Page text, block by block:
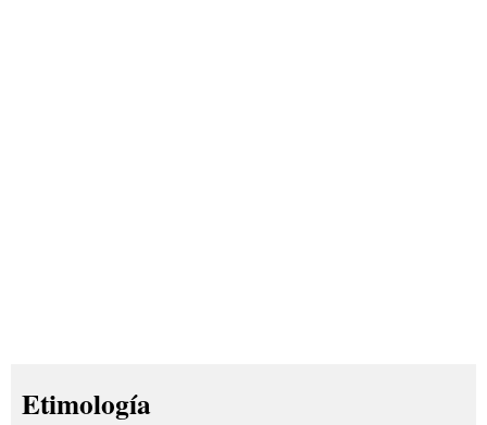
Etimología